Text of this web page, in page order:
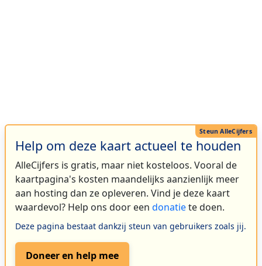
Help om deze kaart actueel te houden
AlleCijfers is gratis, maar niet kosteloos. Vooral de
kaartpagina's kosten maandelijks aanzienlijk meer
aan hosting dan ze opleveren. Vind je deze kaart
waardevol? Help ons door een donatiete doen.
Deze pagina bestaat dankzij steun van gebruikers zoals jij.
Doneer en help mee